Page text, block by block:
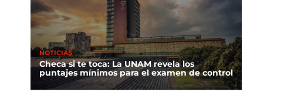
NOTICIAS
Checa si te toca: La UNAM revela los
puntajes mínimos para el examen de control